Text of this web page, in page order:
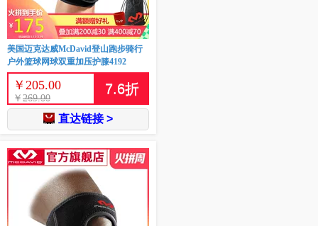
美国迈克达威McDavid登山跑步骑行
户外篮球网球双重加压护膝4192
￥ 205.00
￥ 269.00
7.6折
直达链接 >